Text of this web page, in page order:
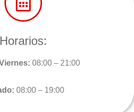
Horarios:
08:00 – 21:00
08:00 – 19:00